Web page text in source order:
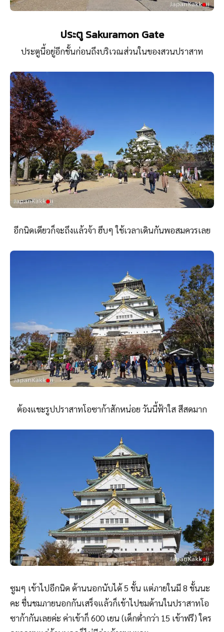
ประตู Sakuramon Gate
ประตูนี้อยู่อีกชั้นก่อนถึงบริเวณส่วนในของสวนปราสาท
อีกนิดเดียวก็จะถึงแล้วจ้า ฮึบๆ ใช้เวลาเดินกันพอสมควรเลย
ต้องแชะรูปปราสาทโอซาก้าสักหน่อย วันนี้ฟ้าใส สีสดมาก
ซูมๆ เข้าไปอีกนิด ด้านนอกนับได้ 5 ชั้น แต่ภายในมี 8 ชั้นนะ
คะ ชื่นชมภายนอกกันเสร็จแล้วก็เข้าไปชมด้านในปราสาทโอ
ซาก้ากันเลยค่ะ ค่าเข้าก็ 600 เยน (เด็กต่ำกว่า 15 เข้าฟรี) ใคร